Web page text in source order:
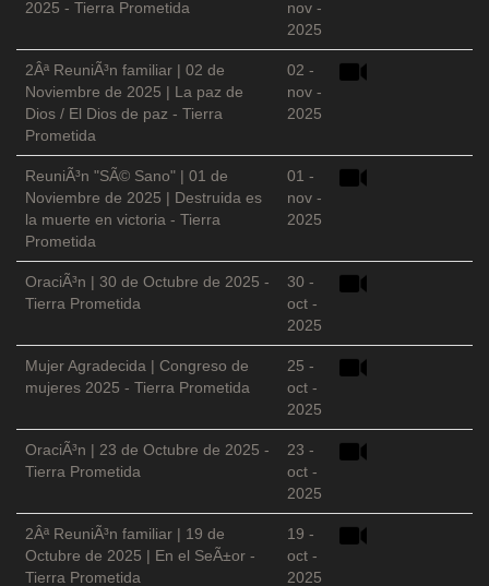
2025 - Tierra Prometida
nov -
2025
2Âª ReuniÃ³n familiar | 02 de
Noviembre de 2025 | La paz de
Dios / El Dios de paz - Tierra
Prometida
02 -
nov -
2025
ReuniÃ³n "SÃ© Sano" | 01 de
Noviembre de 2025 | Destruida es
la muerte en victoria - Tierra
Prometida
01 -
nov -
2025
OraciÃ³n | 30 de Octubre de 2025 -
Tierra Prometida
30 -
oct -
2025
Mujer Agradecida | Congreso de
mujeres 2025 - Tierra Prometida
25 -
oct -
2025
OraciÃ³n | 23 de Octubre de 2025 -
Tierra Prometida
23 -
oct -
2025
2Âª ReuniÃ³n familiar | 19 de
Octubre de 2025 | En el SeÃ±or -
Tierra Prometida
19 -
oct -
2025